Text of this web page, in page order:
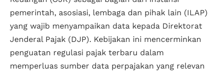
pemerintah, asosiasi, lembaga dan pihak lain (ILAP)
yang wajib menyampaikan data kepada Direktorat
Jenderal Pajak (DJP). Kebijakan ini mencerminkan
penguatan regulasi pajak terbaru dalam
memperluas sumber data perpajakan yang relevan